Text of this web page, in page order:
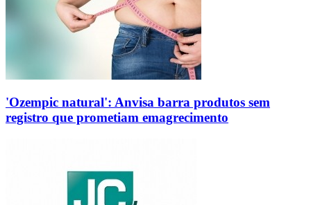
'Ozempic natural': Anvisa barra produtos sem
registro que prometiam emagrecimento